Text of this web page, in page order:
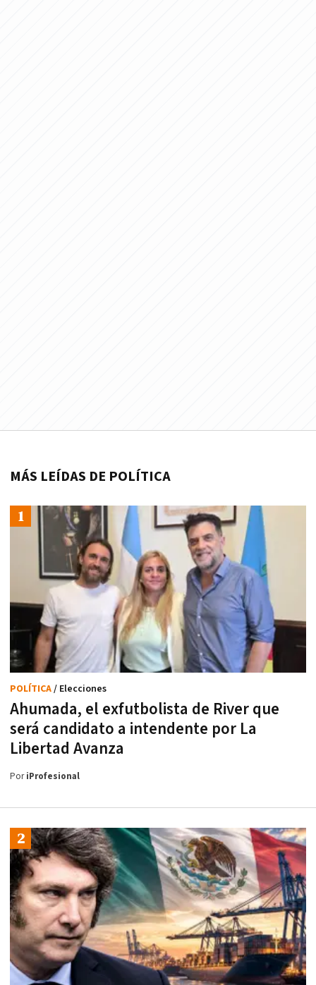
MÁS LEÍDAS DE POLÍTICA
Ahumada, el exfutbolista de River que
será candidato a intendente por La
Libertad Avanza
POLÍTICA/ Elecciones
PoriProfesional